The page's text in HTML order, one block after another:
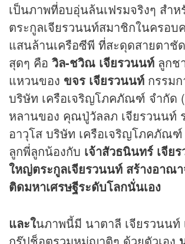
เป็นภาพที่อบอุ่นล้นเฟรมจริงๆ สำ
ตระกูลเจียรวนนท์สมาชิกในครอบ
แสนล้านเครือซีพี ที่สะดุดสายตาชั
สุดๆ คือ วิล-ชวิณ เจียรวนนท์ ลูกช
แหวนของ ขจร เจียรวนนท์ กรรม
บริษัท เครือเจริญโภคภัณฑ์ จำกัด
หลานของ คุณปู่วัลลภ เจียรวนนท์
อาวุโส บริษัท เครือเจริญโภคภัณ
ลูกพี่ลูกน้องกับ เจ้าสัวธนินทร์ เจีย
ใหญ่ตระกูลเจียรวนนท์ สร้างอาณ
ติดมหาเศรษฐีระดับโลกนั่นเอง
และในภาพนี้มี นาตาลี เจียรวนนท์